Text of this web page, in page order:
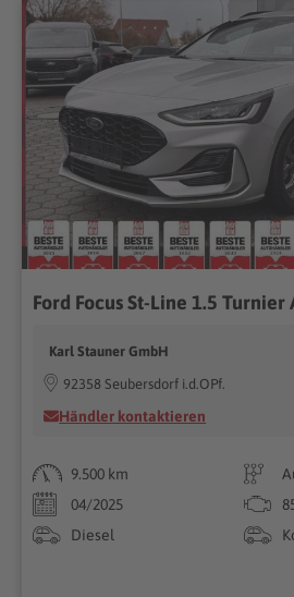
Karl Stauner GmbH
92358 Seubersdorf i.d.OPf.
Händler kontaktieren
9.500 km
04/2025
Diesel